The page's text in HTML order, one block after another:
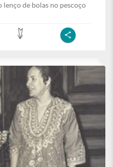
de bolas no pescoço